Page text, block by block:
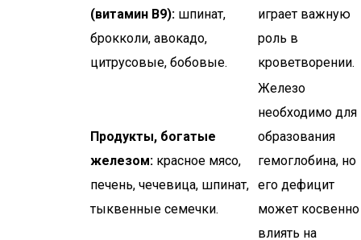
(витамин B9): шпинат,
брокколи, авокадо,
цитрусовые, бобовые.
играет важную
роль в
кроветворении.
Продукты, богатые
железом: красное мясо,
печень, чечевица, шпинат,
тыквенные семечки.
Железо
необходимо для
образования
гемоглобина, но
его дефицит
может косвенно
влиять на